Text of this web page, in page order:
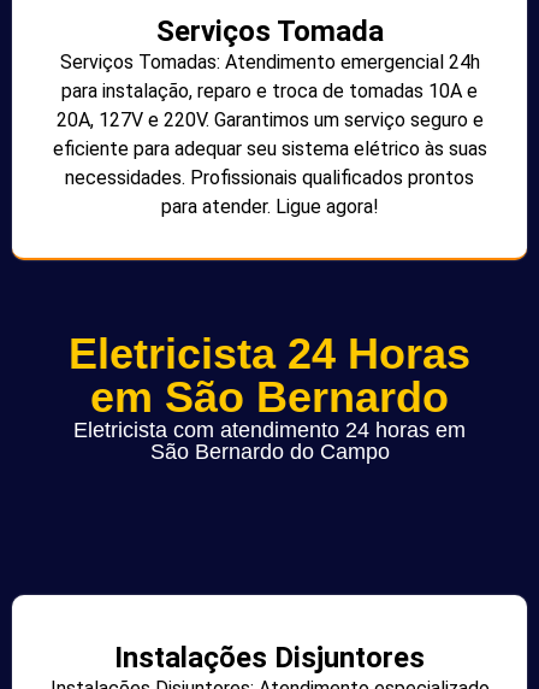
Serviços Tomada
Serviços Tomadas: Atendimento emergencial 24h
para instalação, reparo e troca de tomadas 10A e
20A, 127V e 220V. Garantimos um serviço seguro e
eficiente para adequar seu sistema elétrico às suas
necessidades. Profissionais qualificados prontos
para atender. Ligue agora!
Eletricista 24 Horas
em São Bernardo
Eletricista com atendimento 24 horas em
São Bernardo do Campo
Instalações Disjuntores